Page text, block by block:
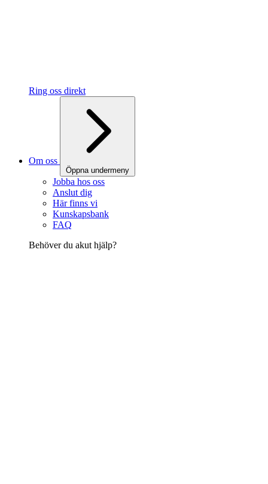
Ring oss direkt
Om oss
Öppna undermeny
Jobba hos oss
Anslut dig
Här finns vi
Kunskapsbank
FAQ
Behöver du akut hjälp?